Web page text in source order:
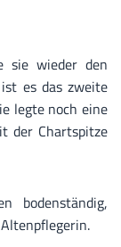
sie wieder den
es das zweite
legte noch eine
der Chartspitze
bodenständig,